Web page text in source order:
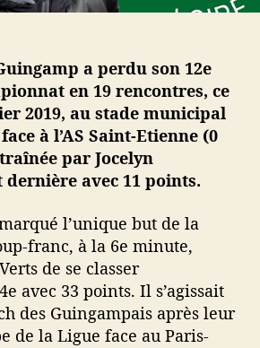
t
h
a
n
o
i
s
i
e
n
n
e
n
t
a perdu son 12e
en 19 rencontres, ce
2019, au stade municipal
à l’AS Saint-Etienne (0
par Jocelyn
dernière avec 11 points.
l’unique but de la
franc, à la 6e minute,
de se classer
avec 33 points. Il s’agissait
des Guingampais après leur
de la Ligue face au Paris-